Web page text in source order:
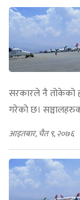
सरकारले नै तोकेको
गरेको छ।
आइतबार, चैत ९, २०७६